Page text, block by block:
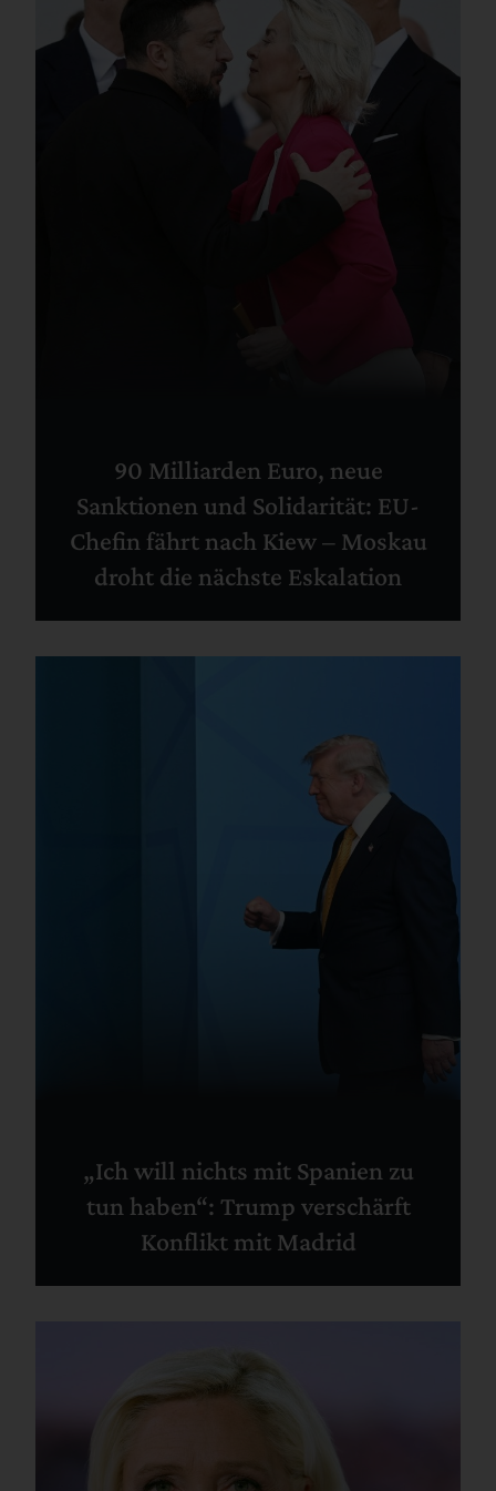
90 Milliarden Euro, neue
Sanktionen und Solidarität: EU-
Chefin fährt nach Kiew – Moskau
droht die nächste Eskalation
„Ich will nichts mit Spanien zu
tun haben“: Trump verschärft
Konflikt mit Madrid